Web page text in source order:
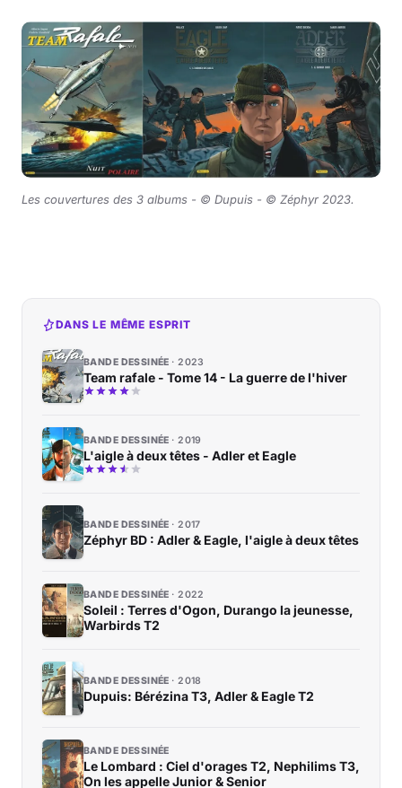
Les couvertures des 3 albums - © Dupuis - © Zéphyr 2023.
DANS LE MÊME ESPRIT
BANDE DESSINÉE 2023
Team rafale - Tome 14 - La guerre de l'hiver
BANDE DESSINÉE 2019
L'aigle à deux têtes - Adler et Eagle
BANDE DESSINÉE 2017
Zéphyr BD : Adler & Eagle, l'aigle à deux têtes
BANDE DESSINÉE 2022
Soleil : Terres d'Ogon, Durango la jeunesse,
Warbirds T2
BANDE DESSINÉE 2018
Dupuis: Bérézina T3, Adler & Eagle T2
BANDE DESSINÉE
Le Lombard : Ciel d'orages T2, Nephilims T3,
On les appelle Junior & Senior